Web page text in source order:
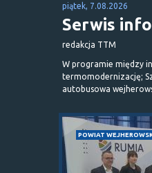
piątek, 7.08.2026
Serwis
redakcja TTM
W programie między
termomodernizację;
autobusowa
POWIAT